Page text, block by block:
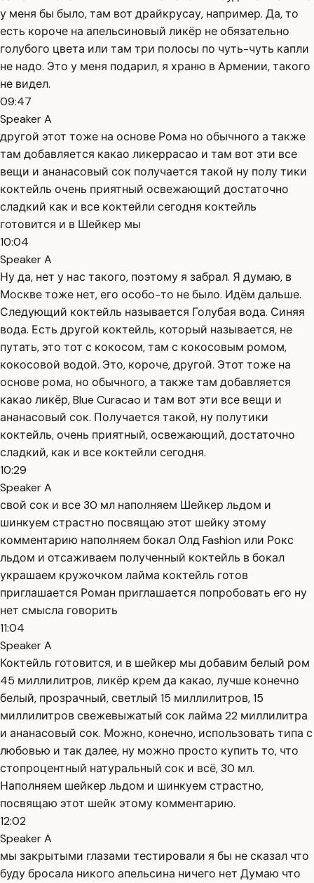
у меня бы было, там вот драйкрусау, например. Да, то
есть короче на апельсиновый ликёр не обязательно
голубого цвета или там три полосы по чуть-чуть капли
не надо. Это у меня подарил, я храню в Армении, такого
не видел.
09:47
Speaker A
другой этот тоже на основе Рома но обычного а также
там добавляется какао ликеррасао и там вот эти все
вещи и ананасовый сок получается такой ну полу тики
коктейль очень приятный освежающий достаточно
сладкий как и все коктейли сегодня коктейль
готовится и в Шейкер мы
10:04
Speaker A
Ну да, нет у нас такого, поэтому я забрал. Я думаю, в
Москве тоже нет, его особо-то не было. Идём дальше.
Следующий коктейль называется Голубая вода. Синяя
вода. Есть другой коктейль, который называется, не
путать, это тот с кокосом, там с кокосовым ромом,
кокосовой водой. Это, короче, другой. Этот тоже на
основе рома, но обычного, а также там добавляется
какао ликёр, Blue Curacao и там вот эти все вещи и
ананасовый сок. Получается такой, ну полутики
коктейль, очень приятный, освежающий, достаточно
сладкий, как и все коктейли сегодня.
10:29
Speaker A
свой сок и все 30 мл наполняем Шейкер льдом и
шинкуем страстно посвящаю этот шейку этому
комментарию наполняем бокал Олд Fashion или Рокс
льдом и отсаживаем полученный коктейль в бокал
украшаем кружочком лайма коктейль готов
приглашается Роман приглашается попробовать его ну
нет смысла говорить
11:04
Speaker A
Коктейль готовится, и в шейкер мы добавим белый ром
45 миллилитров, ликёр крем да какао, лучше конечно
белый, прозрачный, светлый 15 миллилитров, 15
миллилитров свежевыжатый сок лайма 22 миллилитра
и ананасовый сок. Можно, конечно, использовать типа с
любовью и так далее, ну можно просто купить то, что
стопроцентный натуральный сок и всё, 30 мл.
Наполняем шейкер льдом и шинкуем страстно,
посвящаю этот шейк этому комментарию.
12:02
Speaker A
мы закрытыми глазами тестировали я бы не сказал что
буду бросала никого апельсина ничего нет Думаю что